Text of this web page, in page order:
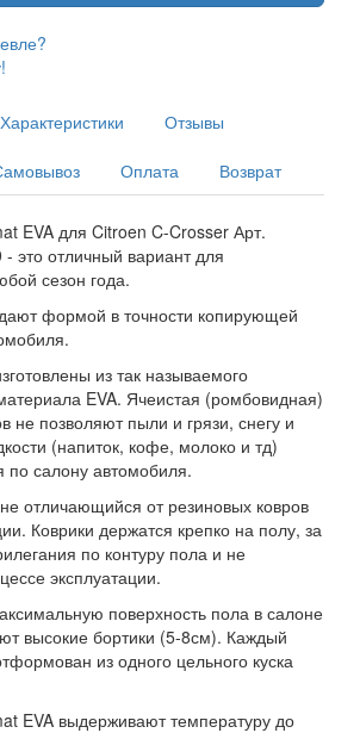
Характеристики Отзывы
Оплата
Возврат
EVA для Citroen C-Crosser Арт.
это отличный вариант для
сезон года.
формой в точности копирующей
из так называемого
EVA. Ячеистая (ромбовидная)
не позволяют пыли и грязи, снегу и
(напиток, кофе, молоко и тд)
по салону автомобиля.
отличающийся от резиновых ковров
Коврики держатся крепко на полу, за
по контуру пола и не
эксплуатации.
поверхность пола в салоне
высокие бортики (5-8см). Каждый
из одного цельного куска
EVA выдерживают температуру до